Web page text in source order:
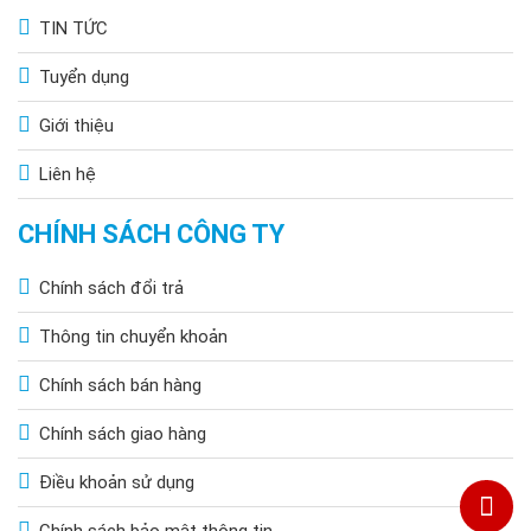
Cách lắp đặt đèn pha, đèn đường năng
lượng mặt trời 200W
Hoàng Quốc Bảo sẽ hướng dẫn quý khách hàng cách lắp đặt 2
đèn pha led năng lượng mặt trời và đèn đường phố năng lượng
mặt trời
Lắp đặt đèn pha năng lượng mặt trời 200W
TIN TỨC
Tuyển dụng
Giới thiệu
Liên hệ
CHÍNH SÁCH CÔNG TY
Chính sách đổi trả
Thông tin chuyển khoản
Chính sách bán hàng
Chính sách giao hàng
Điều khoản sử dụng